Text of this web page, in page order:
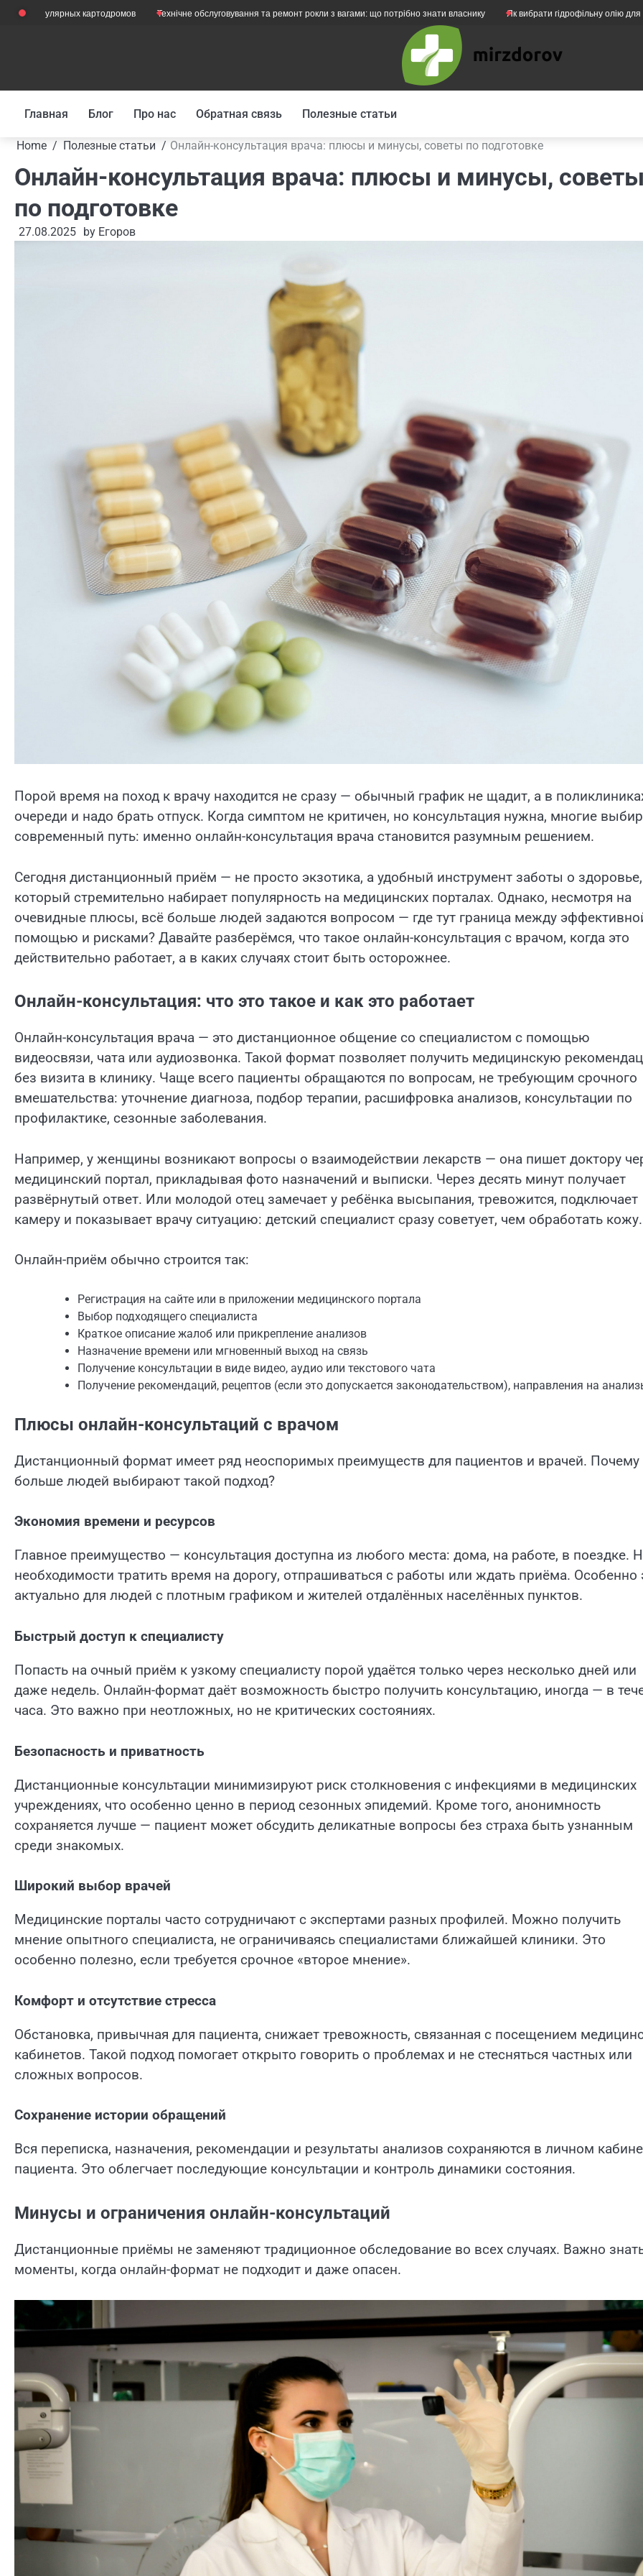
Skipкартодромов Технічне обслуговування та ремонт рокли з вагами: що потрібно знати власнику Як вибрати гідрофільну олію для жирної шкіри
Главная Блог Про нас Обратная связь Полезные статьи
Home Полезные статьи Онлайн-консультация врача: плюсы и минусы, советы по подготовке
Онлайн-консультация врача: плюсы и минусы,
по подготовке
27.08.2025 by Егоров
Порой время на поход к врачу находится не сразу — обычный график не щадит, а в
очереди и надо брать отпуск. Когда симптом не критичен, но консультация нужна, многие
современный путь: именно онлайн-консультация врача становится разумным решением.
Сегодня дистанционный приём — не просто экзотика, а удобный инструмент заботы о здоровье,
который стремительно набирает популярность на медицинских порталах. Однако, несмотря на
очевидные плюсы, всё больше людей задаются вопросом — где тут граница между
помощью и рисками? Давайте разберёмся, что такое онлайн-консультация с врачом, когда это
действительно работает, а в каких случаях стоит быть осторожнее.
Онлайн-консультация: что это такое и как это работает
Онлайн-консультация врача — это дистанционное общение со специалистом с помощью
видеосвязи, чата или аудиозвонка. Такой формат позволяет получить медицинскую
без визита в клинику. Чаще всего пациенты обращаются по вопросам, не требующим срочного
вмешательства: уточнение диагноза, подбор терапии, расшифровка анализов, консультации по
профилактике, сезонные заболевания.
Например, у женщины возникают вопросы о взаимодействии лекарств — она пишет доктору
медицинский портал, прикладывая фото назначений и выписки. Через десять минут получает
развёрнутый ответ. Или молодой отец замечает у ребёнка высыпания, тревожится, подключает
камеру и показывает врачу ситуацию: детский специалист сразу советует, чем обработать кожу.
Онлайн-приём обычно строится так:
Регистрация на сайте или в приложении медицинского портала
Выбор подходящего специалиста
Краткое описание жалоб или прикрепление анализов
Назначение времени или мгновенный выход на связь
Получение консультации в виде видео, аудио или текстового чата
Получение рекомендаций, рецептов (если это допускается законодательством), направления на
Плюсы онлайн-консультаций с врачом
Дистанционный формат имеет ряд неоспоримых преимуществ для пациентов и врачей. Почему
больше людей выбирают такой подход?
Экономия времени и ресурсов
Главное преимущество — консультация доступна из любого места: дома, на работе, в поездке.
необходимости тратить время на дорогу, отпрашиваться с работы или ждать приёма. Особенно
актуально для людей с плотным графиком и жителей отдалённых населённых пунктов.
Быстрый доступ к специалисту
Попасть на очный приём к узкому специалисту порой удаётся только через несколько дней или
даже недель. Онлайн-формат даёт возможность быстро получить консультацию, иногда — в
часа. Это важно при неотложных, но не критических состояниях.
Безопасность и приватность
Дистанционные консультации минимизируют риск столкновения с инфекциями в медицинских
учреждениях, что особенно ценно в период сезонных эпидемий. Кроме того, анонимность
сохраняется лучше — пациент может обсудить деликатные вопросы без страха быть узнанным
среди знакомых.
Широкий выбор врачей
Медицинские порталы часто сотрудничают с экспертами разных профилей. Можно получить
мнение опытного специалиста, не ограничиваясь специалистами ближайшей клиники. Это
особенно полезно, если требуется срочное «второе мнение».
Комфорт и отсутствие стресса
Обстановка, привычная для пациента, снижает тревожность, связанная с посещением
кабинетов. Такой подход помогает открыто говорить о проблемах и не стесняться частных или
сложных вопросов.
Сохранение истории обращений
Вся переписка, назначения, рекомендации и результаты анализов сохраняются в личном
пациента. Это облегчает последующие консультации и контроль динамики состояния.
Минусы и ограничения онлайн-консультаций
Дистанционные приёмы не заменяют традиционное обследование во всех случаях. Важно
моменты, когда онлайн-формат не подходит и даже опасен.